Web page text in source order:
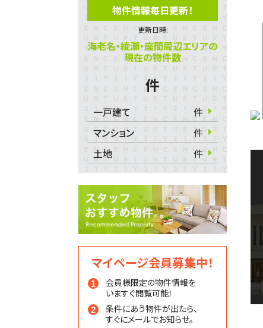
物件情報毎日更新！
更新日時:
海老名・綾瀬・座間周辺エリアの
現在の物件数
件
一戸建て
件
マンション
件
土地
件
マイページ会員募集中！
会員様限定の物件情報を
いますぐ閲覧可能！
条件にあう物件が出たら、
すぐにメールでお知らせ。